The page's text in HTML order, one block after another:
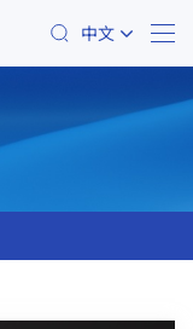
中文